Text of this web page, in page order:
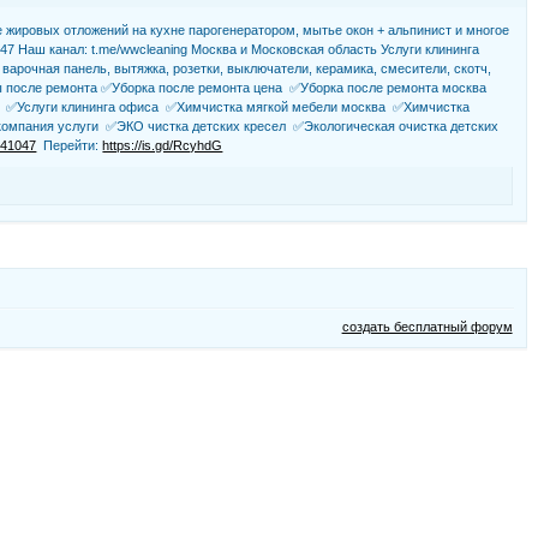
отложений на кухне парогенератором, мытье окон + альпинист и многое
Наш канал: t.me/wwcleaning Москва и Московская область Услуги клининга
панель, вытяжка, розетки, выключатели, керамика, смесители, скотч,
ремонта ✅Уборка после ремонта цена ✅Уборка после ремонта москва
клининга офиса ✅Химчистка мягкой мебели москва ✅Химчистка
услуги ✅ЭКО чистка детских кресел ✅Экологическая очистка детских
Перейти:https://is.gd/RcyhdG
создать бесплатный форум